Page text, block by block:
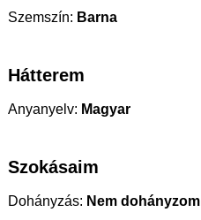
Szemszín: Barna
Hátterem
Anyanyelv: Magyar
Szokásaim
Dohányzás: Nem dohányzom